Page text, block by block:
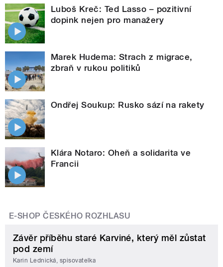
Luboš Kreč: Ted Lasso – pozitivní
dopink nejen pro manažery
Marek Hudema: Strach z migrace,
zbraň v rukou politiků
Ondřej Soukup: Rusko sází na rakety
Klára Notaro: Oheň a solidarita ve
Francii
E-SHOP ČESKÉHO ROZHLASU
Závěr příběhu staré Karviné, který měl zůstat
pod zemí
Karin Lednická, spisovatelka